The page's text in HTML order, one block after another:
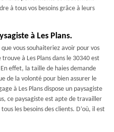
à tous vos besoins grâce à leurs
à Les Plans.
vous souhaiteriez avoir pour vos
à Les Plans dans le 30340 est
effet, la taille de haies demande
de la volonté pour bien assurer le
à Les Plans dispose un paysagiste
ce paysagiste est apte de travailler
les besoins des clients. D’où, il est